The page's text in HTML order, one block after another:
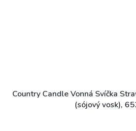
Country Candle Vonná Svíčka
(sójový vosk),